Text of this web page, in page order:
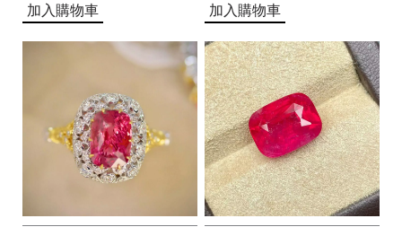
加入購物車
加入購物車